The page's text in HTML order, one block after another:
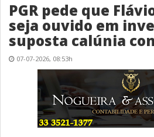
Seções
Canais
Colunistas
PGR pede que
seja ouvido em
suposta calúnia
07-07-2026, 08:53h